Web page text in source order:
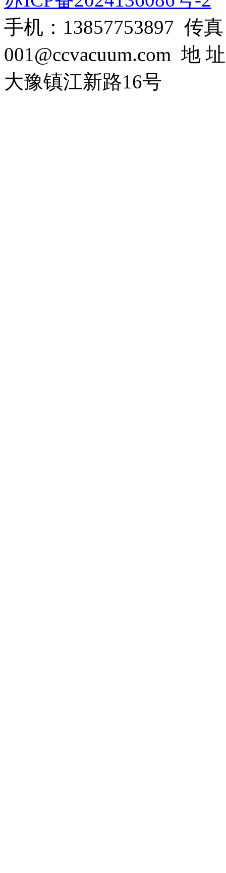
手机：13857753897 传
001@ccvacuum.com 地
大豫镇江新路16号